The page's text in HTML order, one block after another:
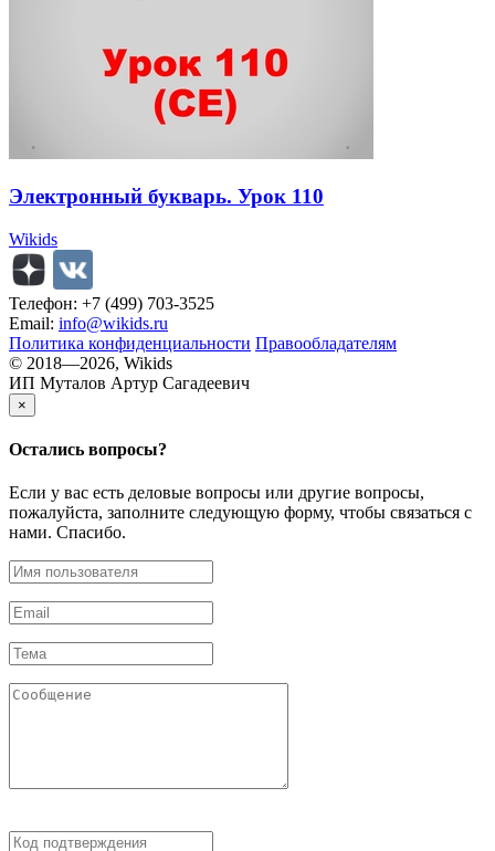
Электронный букварь. Урок 110
Wikids
Телефон: +7 (499) 703-3525
Email: info@wikids.ru
Политика конфиденциальности Правообладателям
© 2018—2026, Wikids
ИП Муталов Артур Сагадеевич
×
Остались вопросы?
Если у вас есть деловые вопросы или другие вопросы,
пожалуйста, заполните следующую форму, чтобы связаться с
нами. Спасибо.